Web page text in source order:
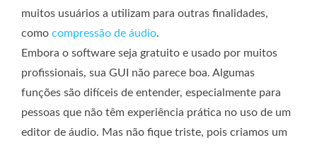
muitos usuários a utilizam para outras finalidades,
como compressão de áudio.
Embora o software seja gratuito e usado por muitos
profissionais, sua GUI não parece boa. Algumas
funções são difíceis de entender, especialmente para
pessoas que não têm experiência prática no uso de um
editor de áudio. Mas não fique triste, pois criamos um